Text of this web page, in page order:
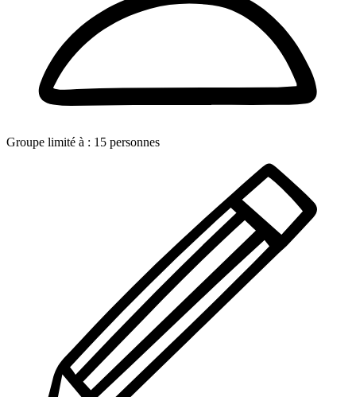
Groupe limité à : 15 personnes